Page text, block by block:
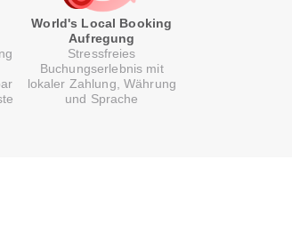
World's Local Booking
Aufregung
Stressfreies
Buchungserlebnis mit
lokaler Zahlung, Währung
und Sprache